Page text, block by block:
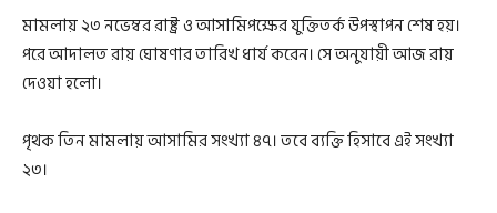
মামলায় ২৩ নভেম্বর রাষ্ট্র ও আসামিপক্ষের যুক্তিতর্ক উপস্থাপন শেষ হয়।
পরে আদালত রায় ঘোষণার তারিখ ধার্য করেন। সে অনুযায়ী আজ রায়
দেওয়া হলো।
পৃথক তিন মামলায় আসামির সংখ্যা ৪৭। তবে ব্যক্তি হিসাবে এই সংখ্যা
২৩।